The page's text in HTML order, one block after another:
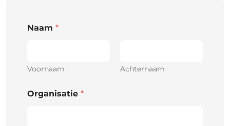
Naam *
Voornaam Achternaam
Organisatie *